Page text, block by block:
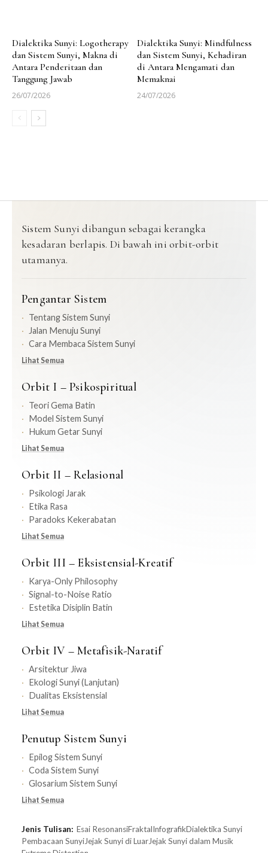
Dialektika Sunyi: Logotherapy
dan Sistem Sunyi, Makna di
Antara Penderitaan dan
Tanggung Jawab
26/07/2026
Dialektika Sunyi: Mindfulness
dan Sistem Sunyi, Kehadiran
di Antara Mengamati dan
Memaknai
24/07/2026
Sistem Sunyi dibangun sebagai kerangka
kesadaran berlapis. Di bawah ini orbit-orbit
utamanya.
Pengantar Sistem
Tentang Sistem Sunyi
Jalan Menuju Sunyi
Cara Membaca Sistem Sunyi
Lihat Semua
Orbit I – Psikospiritual
Teori Gema Batin
Model Sistem Sunyi
Hukum Getar Sunyi
Lihat Semua
Orbit II – Relasional
Psikologi Jarak
Etika Rasa
Paradoks Kekerabatan
Lihat Semua
Orbit III – Eksistensial-Kreatif
Karya-Only Philosophy
Signal-to-Noise Ratio
Estetika Disiplin Batin
Lihat Semua
Orbit IV – Metafisik-Naratif
Arsitektur Jiwa
Ekologi Sunyi (Lanjutan)
Dualitas Eksistensial
Lihat Semua
Penutup Sistem Sunyi
Epilog Sistem Sunyi
Coda Sistem Sunyi
Glosarium Sistem Sunyi
Lihat Semua
Jenis Tulisan: Esai ResonansiFraktalInfografikDialektika Sunyi
Pembacaan SunyiJejak Sunyi di LuarJejak Sunyi dalam Musik